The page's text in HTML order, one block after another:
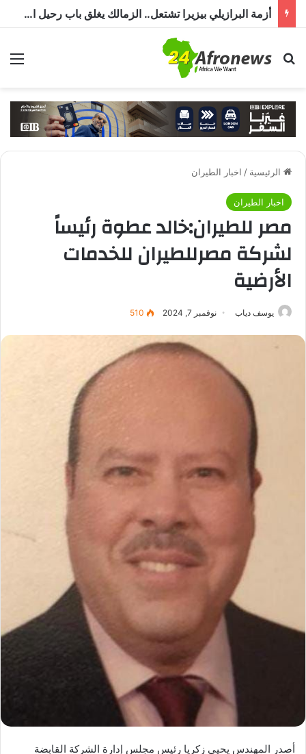
أزمة البرازيلي بيزيرا تشتعل.. الزمالك يغلق باب رحيل اللاعب ويؤكد : « لن ندخل في مفاوضات بشأن أي عروض »
بحث عن
الرئيسية / اخبار الطيران
اخبار الطيران
مصر للطيران:خالد عطوة رئيساً
لشركة مصرللطيران للخدمات
الأرضية
يوسف دياب نوفمبر 7, 2024 510
أصدر المهندس يحيي زكريا رئيس مجلس إدارة الشركة القابضة